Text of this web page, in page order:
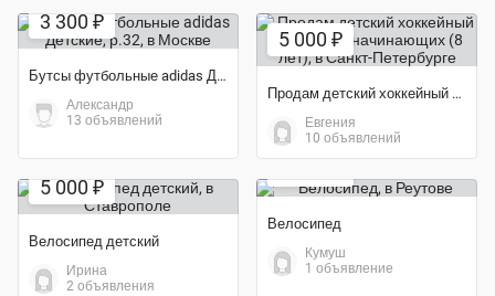
3 300 ₽
Бутсы футбольные adidas Детские, р.32
Александр
13 объявлений
5 000 ₽
Продам детский хоккейный шлем. Для начинающих (8 лет)
Евгения
10 объявлений
5 000 ₽
Велосипед детский
Ирина
2 объявления
Экономия 33%
Велосипед
Кумуш
1 объявление